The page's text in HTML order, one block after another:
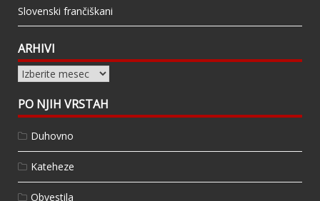
Slovenski frančiškani
ARHIVI
Arhivi
PO NJIH VRSTAH
Duhovno
Kateheze
Obvestila